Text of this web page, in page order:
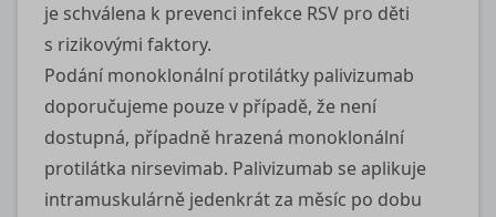
je schválena k prevenci infekce RSV pro děti
s rizikovými faktory.
Podání monoklonální protilátky palivizumab
doporučujeme pouze v případě, že není
dostupná, případně hrazená monoklonální
protilátka nirsevimab. Palivizumab se aplikuje
intramuskulárně jedenkrát za měsíc po dobu